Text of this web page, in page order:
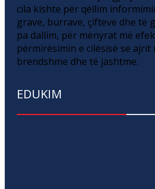
cila kishte për qëllim
grave, burrave, çifteve dhe të
pa dallim, për mënyrat më
përmirësimin e cilësisë së ajrit
brendshme dhe të jashtme.
EDUKIM